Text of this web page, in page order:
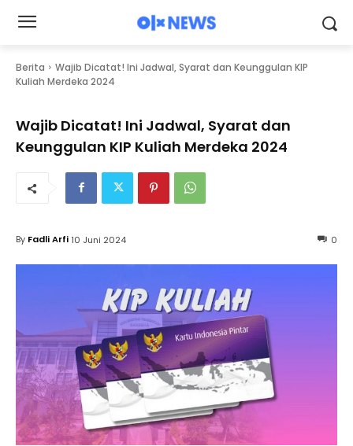
Berita
Wajib Dicatat! Ini Jadwal, Syarat dan Keunggulan KIP
Kuliah Merdeka 2024
Wajib Dicatat! Ini Jadwal, Syarat dan
Keunggulan KIP Kuliah Merdeka 2024
0
By Fadli Arfi 10 Juni 2024